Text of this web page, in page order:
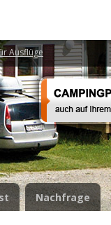
Ausflüge
Nachfrage